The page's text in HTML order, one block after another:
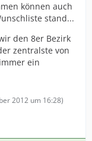
können auch
stand...
den 8er Bezirk
zentralste von
ein
2012 um 16:28)